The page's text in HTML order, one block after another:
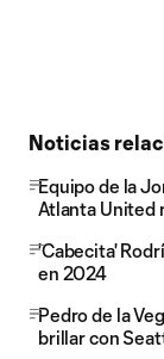
Noticias
Equipo de la
Atlanta United
'Cabecita'
en 2024
Pedro de la
brillar con